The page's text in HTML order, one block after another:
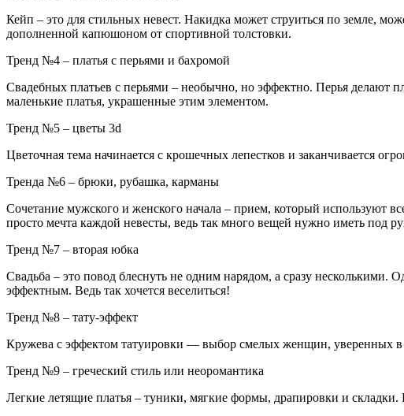
Кейп – это для стильных невест. Накидка может струиться по земле,
дополненной капюшоном от спортивной толстовки.
Тренд №4 – платья с перьями и бахромой
Свадебных платьев с перьями – необычно, но эффектно. Перья делают
маленькие платья, украшенные этим элементом.
Тренд №5 – цветы 3d
Цветочная тема начинается с крошечных лепестков и заканчивается
Тренда №6 – брюки, рубашка, карманы
Сочетание мужского и женского начала – прием, который используют
просто мечта каждой невесты, ведь так много вещей нужно иметь под
Тренд №7 – вторая юбка
Свадьба – это повод блеснуть не одним нарядом, а сразу
эффектным. Ведь так хочется веселиться!
Тренд №8 – тату-эффект
Кружева с эффектом татуировки — выбор смелых женщин, уверенных в
Тренд №9 – греческий стиль или неоромантика
Легкие летящие платья – туники, мягкие формы, драпировки и